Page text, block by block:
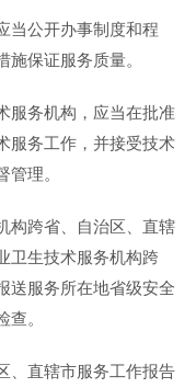
当公开办事制度和程
保证服务质量。
服务机构，应当在批准
服务工作，并接受技术
理。
构跨省、自治区、直辖
卫生技术服务机构跨
送服务所在地省级安全
。
、直辖市服务工作报告